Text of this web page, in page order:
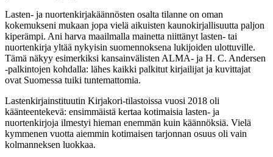
Lasten- ja nuortenkirjakäännösten osalta tilanne on oman
kokemukseni mukaan jopa vielä aikuisten kaunokirjallisuutta paljon
kiperämpi. Ani harva maailmalla mainetta niittänyt lasten- tai
nuortenkirja yltää nykyisin suomennoksena lukijoiden ulottuville.
Tämä näkyy esimerkiksi kansainvälisten ALMA- ja H. C. Andersen
-palkintojen kohdalla: lähes kaikki palkitut kirjailijat ja kuvittajat
ovat Suomessa tuiki tuntemattomia.
Lastenkirjainstituutin Kirjakori-tilastoissa vuosi 2018 oli
käänteentekevä: ensimmäistä kertaa kotimaisia lasten- ja
nuortenkirjoja ilmestyi hieman enemmän kuin käännöksiä. Vielä
kymmenen vuotta aiemmin kotimaisen tarjonnan osuus oli vain
kolmanneksen luokkaa.